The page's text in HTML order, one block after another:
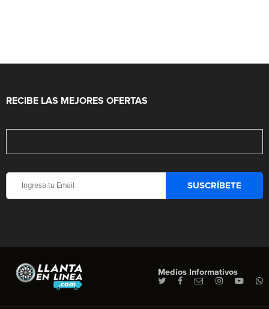
RECIBE LAS MEJORES OFERTAS
Medios Informativos